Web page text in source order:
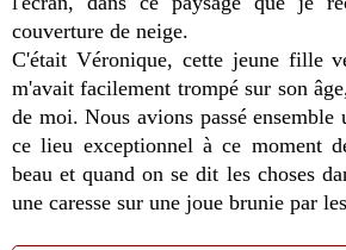
couverture de neige.
C'était Véronique, cette jeune fille
m'avait facilement trompé sur son
de moi. Nous avions passé
ce lieu exceptionnel à ce moment
beau et quand on se dit les choses
une caresse sur une joue brunie par